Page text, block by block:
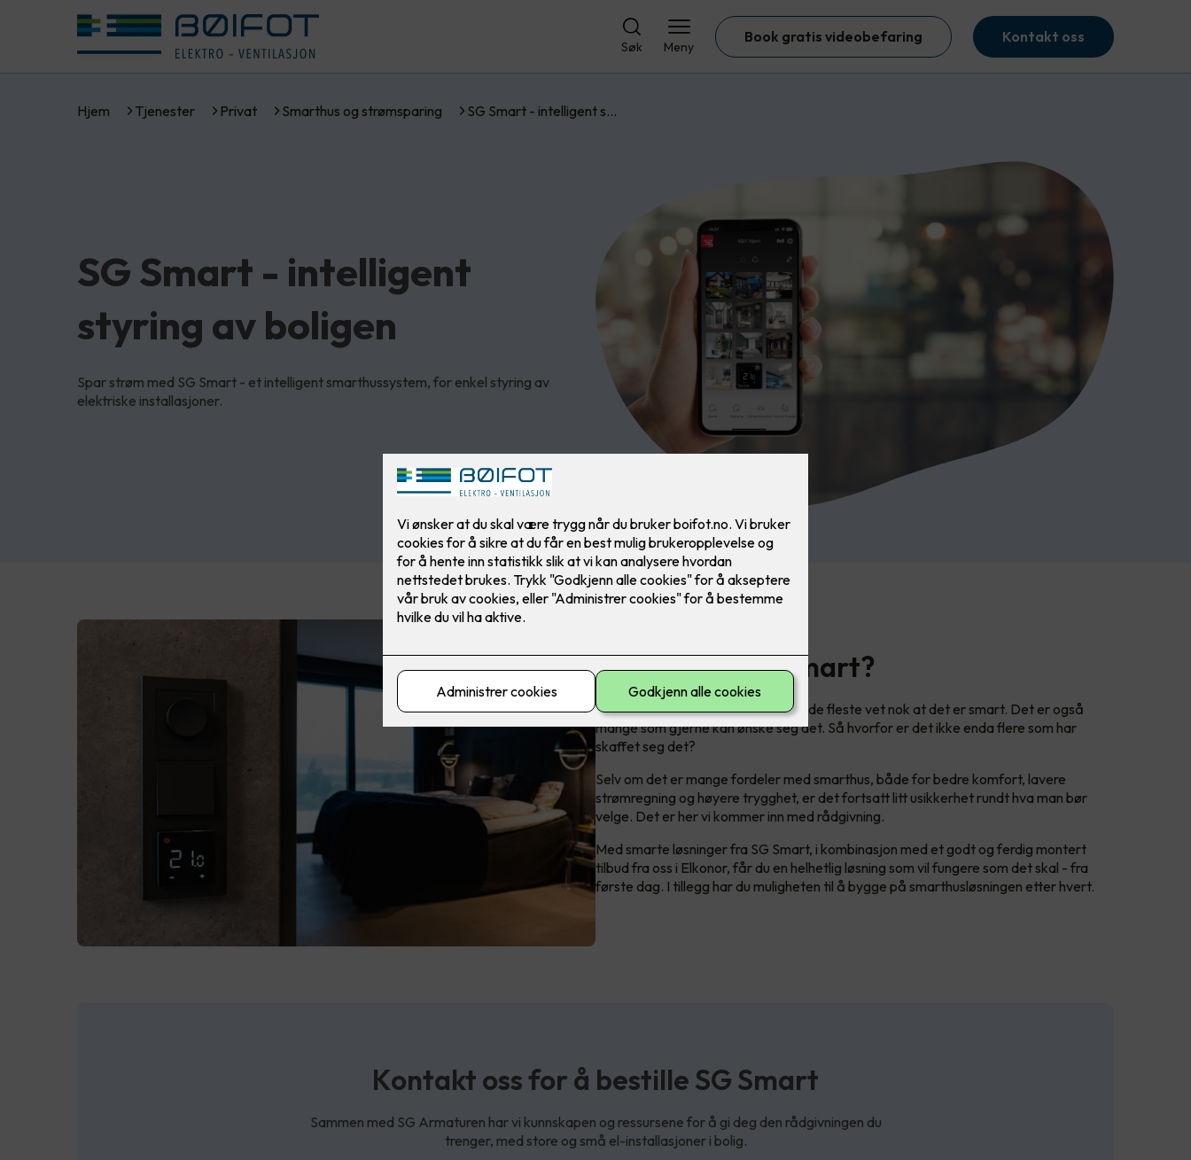
Søk Meny
Book gratis videobefaring Kontakt oss
Hjem Tjenester Privat Smarthus og strømsparing SG Smart - intelligent s…
SG Smart - intelligent
styring av boligen
Spar strøm med SG Smart - et intelligent smarthussystem, for enkel styring av
elektriske installasjoner.
Er smart bolig smart?
Joda, de fleste har hørt om det, og de fleste vet nok at det er smart. Det er også
mange som gjerne kan ønske seg det. Så hvorfor er det ikke enda flere som har
skaffet seg det?
Selv om det er mange fordeler med smarthus, både for bedre komfort, lavere
strømregning og høyere trygghet, er det fortsatt litt usikkerhet rundt hva man bør
velge. Det er her vi kommer inn med rådgivning.
Med smarte løsninger fra SG Smart, i kombinasjon med et godt og ferdig montert
tilbud fra oss i Elkonor, får du en helhetlig løsning som vil fungere som det skal - fra
første dag. I tillegg har du muligheten til å bygge på smarthusløsningen etter hvert.
Kontakt oss for å bestille SG Smart
Sammen med SG Armaturen har vi kunnskapen og ressursene for å gi deg den rådgivningen du
trenger, med store og små el-installasjoner i bolig.